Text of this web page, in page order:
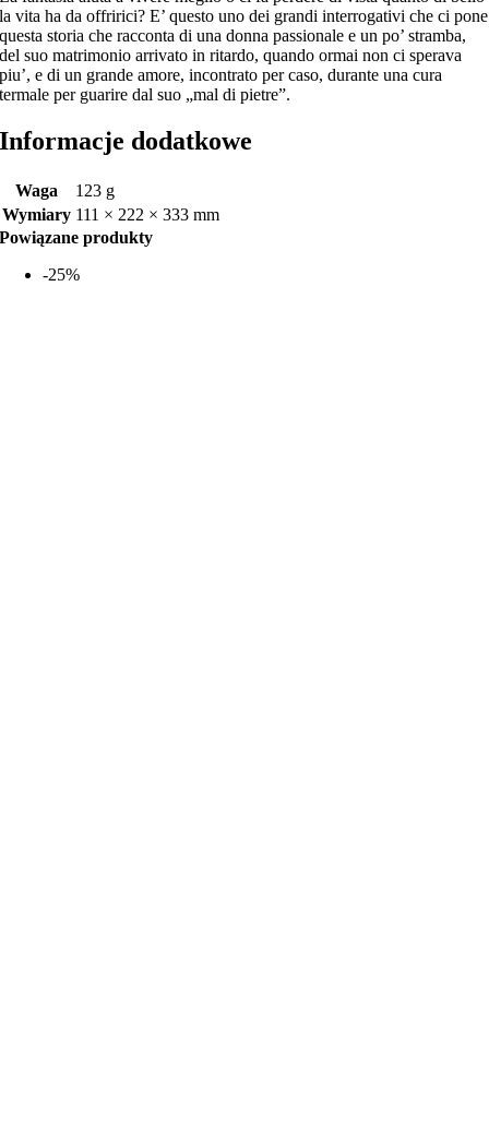
la vita ha da offririci? E’ questo uno dei grandi interrogativi che ci pone
questa storia che racconta di una donna passionale e un po’ stramba,
del suo matrimonio arrivato in ritardo, quando ormai non ci sperava
piu’, e di un grande amore, incontrato per caso, durante una cura
termale per guarire dal suo „mal di pietre”.
Informacje dodatkowe
Waga
123 g
Wymiary 111 × 222 × 333 mm
Powiązane produkty
-25%